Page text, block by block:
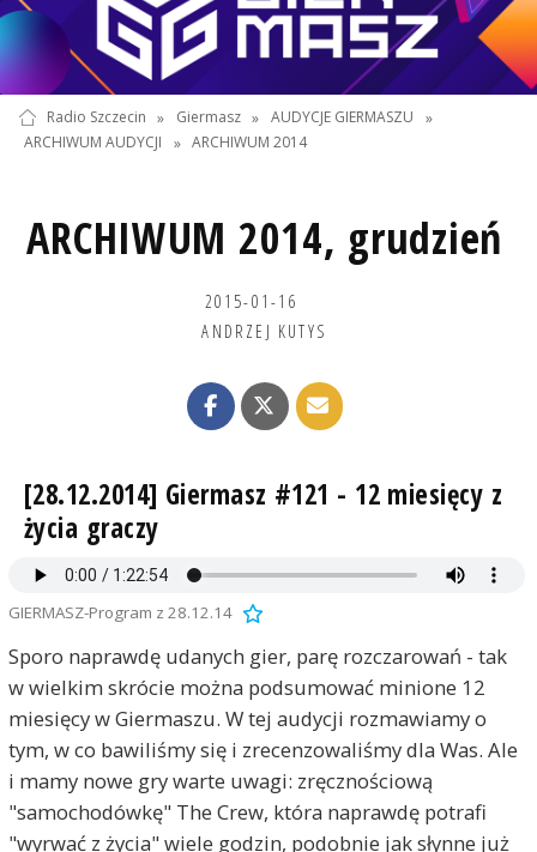
Radio Szczecin » Giermasz » AUDYCJE GIERMASZU
»
ARCHIWUM AUDYCJI
» ARCHIWUM 2014
ARCHIWUM 2014, grudzień
2015-01-16
ANDRZEJ KUTYS
[28.12.2014] Giermasz #121 - 12 miesięcy z
życia graczy
GIERMASZ-Program z 28.12.14
Sporo naprawdę udanych gier, parę rozczarowań - tak
w wielkim skrócie można podsumować minione 12
miesięcy w Giermaszu. W tej audycji rozmawiamy o
tym, w co bawiliśmy się i zrecenzowaliśmy dla Was. Ale
i mamy nowe gry warte uwagi: zręcznościową
"samochodówkę" The Crew, która naprawdę potrafi
"wyrwać z życia" wiele godzin, podobnie jak słynne już